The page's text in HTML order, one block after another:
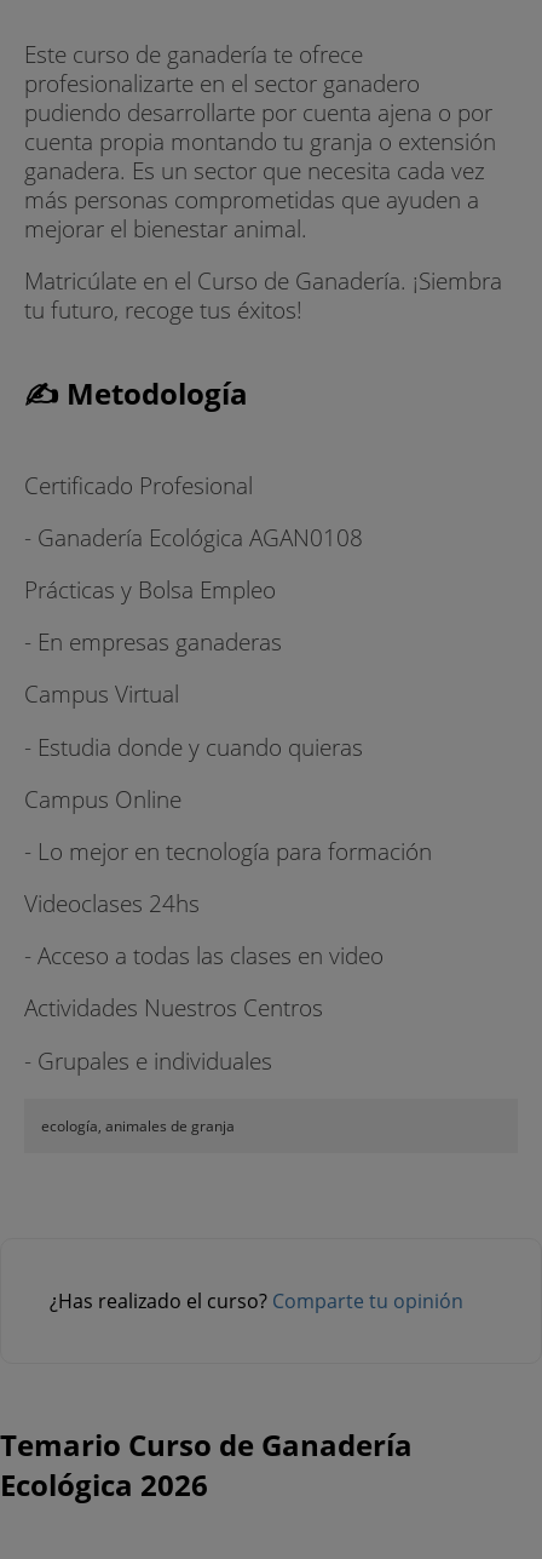
Este curso de ganadería te ofrece
profesionalizarte en el sector ganadero
pudiendo desarrollarte por cuenta ajena o por
cuenta propia montando tu granja o extensión
ganadera. Es un sector que necesita cada vez
más personas comprometidas que ayuden a
mejorar el bienestar animal.
Matricúlate en el Curso de Ganadería. ¡Siembra
tu futuro, recoge tus éxitos!
✍ Metodología
Certificado Profesional
- Ganadería Ecológica AGAN0108
Prácticas y Bolsa Empleo
- En empresas ganaderas
Campus Virtual
- Estudia donde y cuando quieras
Campus Online
- Lo mejor en tecnología para formación
Videoclases 24hs
- Acceso a todas las clases en video
Actividades Nuestros Centros
- Grupales e individuales
ecología, animales de granja
¿Has realizado el curso? Comparte tu opinión
Temario Curso de Ganadería
Ecológica 2026